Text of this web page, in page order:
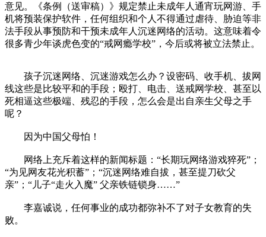
意见。《条例（送审稿）》规定禁止未成年人通宵玩网游、手
机将预装保护软件，任何组织和个人不得通过虐待、胁迫等非
法手段从事预防和干预未成年人沉迷网络的活动。这意味着令
很多青少年谈虎色变的“戒网瘾学校”，今后或将被立法禁止。
孩子沉迷网络、沉迷游戏怎么办？设密码、收手机、拔网
线这些是比较平和的手段；殴打、电击、送戒网学校、甚至以
死相逼这些极端、残忍的手段，怎么会是出自亲生父母之手
呢？
因为中国父母怕！
网络上充斥着这样的新闻标题：“长期玩网络游戏猝死”；
“为见网友花光积蓄”；“沉迷网络难自拔，甚至提刀砍父
亲”；“儿子“走火入魔” 父亲铁链锁身……”
李嘉诚说，任何事业的成功都弥补不了对子女教育的失
败。